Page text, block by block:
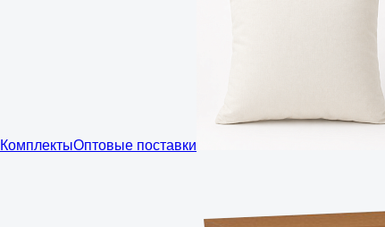
КомплектыОптовые поставки